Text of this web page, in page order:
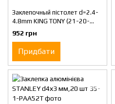
Заклепочный пістолет d=2.4-
4.8mm KING TONY (21-20-
101)
952 грн
Придбати